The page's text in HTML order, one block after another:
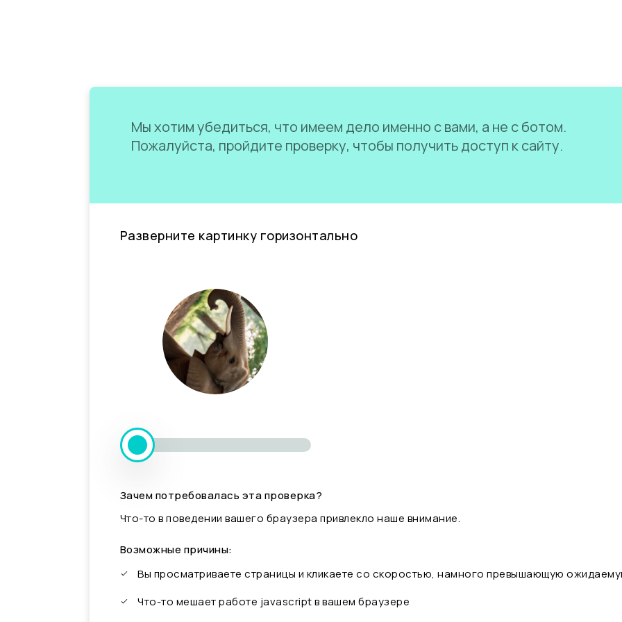
Мы хотим убедиться, что имеем дело именно с вами, а не с ботом.
Пожалуйста, пройдите проверку, чтобы получить доступ к сайту.
Разверните картинку горизонтально
Зачем потребовалась эта проверка?
Что-то в поведении вашего браузера привлекло наше внимание.
Возможные причины:
Вы просматриваете страницы и кликаете со скоростью, намного превышающую
Что-то мешает работе javascript в вашем браузере